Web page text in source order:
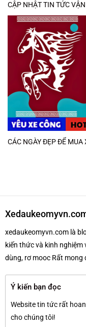
CẬP NHẬT TIN TỨC
CÁC NGÀY ĐẸP ĐỂ
xedaukeomyvn.com là
kiến thức và kinh nghiệm
dùng, rơ mooc Rất mong
Ý kiến bạn đọc
Website tin tức rất
cho chúng tôi!